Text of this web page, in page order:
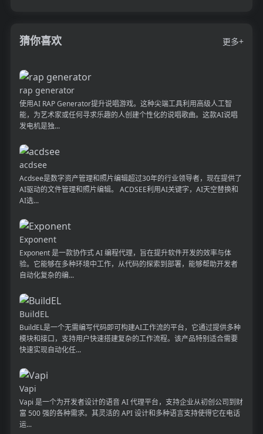
猜你喜欢 更多+
rap generator
使用AI RAP Generator提升说唱游戏。这种尖端工具利用高级人工智
能，为艺术家或任何寻求乐趣的人创建个性化的说唱歌曲。这款AI说唱
发电机是独...
acdsee
Acdsee是数字资产管理和照片编辑超过30年的行业领导者，现在提供了
AI驱动的文件管理和照片编辑。 ACDSEE利用AI关键字，AI天空替换和
AI选...
Exponent
Exponent 是一款协作式 AI 编程代理，旨在提升软件开发的效率与体
验。它能够在多种环境中工作，从代码的探索到部署，能够帮助开发者
自动化复杂的编...
BuildEL
BuildEL是一个无需编写代码即可构建AI工作流的平台，它通过提供多种
模块和接口，支持用户快速搭建复杂的工作流程。该产品特别适合需要
快速实现自动化任...
Vapi
Vapi 是一个为开发者设计的语音 AI 代理平台，支持企业从初创公司到财
富 500 强的各种需求。其灵活的 API 设计和多种语言支持使得它在电话
运...